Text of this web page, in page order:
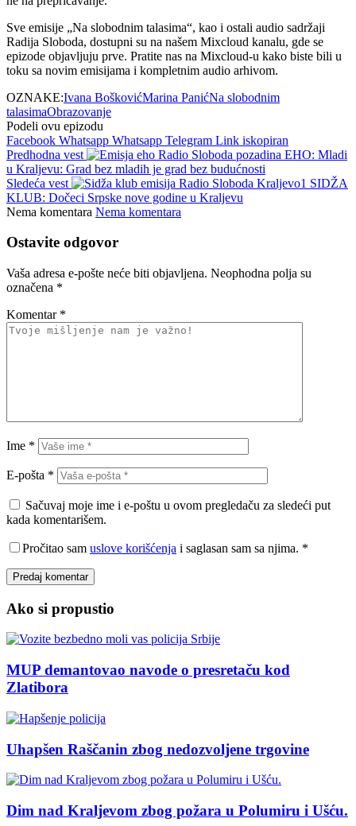
Sve emisije „Na slobodnim talasima“, kao i ostali audio sadržaji
Radija Sloboda, dostupni su na našem Mixcloud kanalu, gde se
epizode objavljuju prve. Pratite nas na Mixcloud-u kako biste bili u
toku sa novim emisijama i kompletnim audio arhivom.
OZNAKE:Ivana BoškovićMarina PanićNa slobodnim
talasimaObrazovanje
Podeli ovu epizodu
Facebook Whatsapp Whatsapp Telegram Link iskopiran
Predhodna vest
EHO: Mladi
u Kraljevu: Grad bez mladih je grad bez budućnosti
Sledeća vest
SIDŽA
KLUB: Dočeci Srpske nove godine u Kraljevu
Nema komentara Nema komentara
Ostavite odgovor
Vaša adresa e-pošte neće biti objavljena. Neophodna polja su
označena *
Komentar *
Ime *
E-pošta *
Sačuvaj moje ime i e-poštu u ovom pregledaču za sledeći put
kada komentarišem.
Pročitao sam uslove korišćenja i saglasan sam sa njima. *
Ako si propustio
MUP demantovao navode o presretaču kod
Zlatibora
Uhapšen Raščanin zbog nedozvoljene trgovine
Dim nad Kraljevom zbog požara u Polumiru i Ušću.